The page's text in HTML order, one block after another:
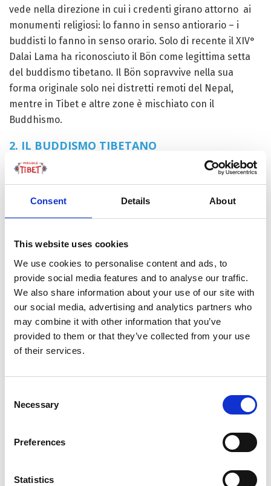
Consent Details About
This website uses cookies
We use cookies to personalise content and ads, to
provide social media features and to analyse our traffic.
We also share information about your use of our site with
our social media, advertising and analytics partners who
may combine it with other information that you’ve
provided to them or that they’ve collected from your use
of their services.
Selection
Necessary
Preferences
Statistics
vede nella direzione in cui i credenti girano attorno ai
monumenti religiosi: lo fanno in senso antiorario – i
buddisti lo fanno in senso orario. Solo di recente il XIV°
Dalai Lama ha riconosciuto il Bön come legittima setta
del buddismo tibetano. Il Bön sopravvive nella sua
forma originale solo nei distretti remoti del Nepal,
mentre in Tibet e altre zone è mischiato con il
Buddhismo.
2. IL BUDDISMO TIBETANO
Il Buddhismo fu introdotto in Tibet dopo il 700 dai
del mitico re Songtsen Gampo, ed espandendosi
conosce oggi. Questa forma di Buddhismo è ricca di
figure come demoni e spiriti, non propriamente
appartenenti alla dottrina buddhista, ma appunto
derivanti dall’antica religione, a testimonianza del forte
legame dei tibetani con la natura che li circonda.
Inoltre sono forti le influenze dello yoga indiano, portato
dai maestri Milarepa e Marpha. Come in altre religioni
hanno insegnamenti e dottrine differenti. Le quattro
scuola del Tibet sono :
2. Nyingma-Pa, Kagyu-Pa, Sakya-pa e Gelug-
E similmente ad altri credi, anche nel Buddhismo